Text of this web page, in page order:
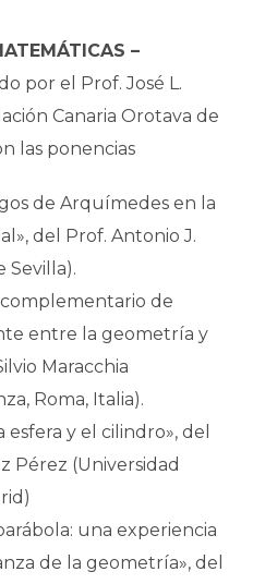
–
por el Prof. José L.
Canaria Orotava de
las ponencias
de Arquímedes en la
del Prof. Antonio J.
Sevilla).
de
entre la geometría y
Maracchia
Roma, Italia).
y el cilindro», del
Pérez (Universidad
una experiencia
de la geometría», del